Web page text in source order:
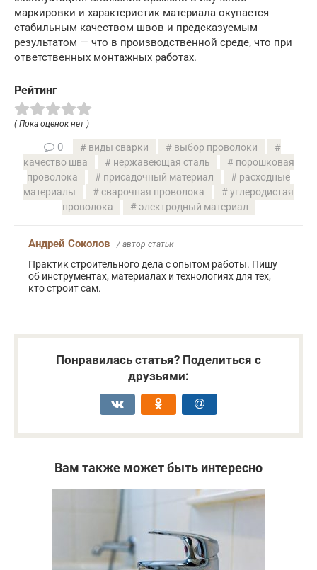
маркировки и характеристик материала окупается
стабильным качеством швов и предсказуемым
результатом — что в производственной среде, что при
ответственных монтажных работах.
Рейтинг
( Пока оценок нет )
0 виды сварки
выбор проволоки
качество шва
нержавеющая сталь
порошковая
проволока
присадочный материал
расходные
материалы
сварочная проволока
углеродистая
проволока
электродный материал
Андрей Соколов / автор статьи
Практик строительного дела с опытом работы. Пишу
об инструментах, материалах и технологиях для тех,
кто строит сам.
Понравилась статья? Поделиться с
друзьями:
Вам также может быть интересно